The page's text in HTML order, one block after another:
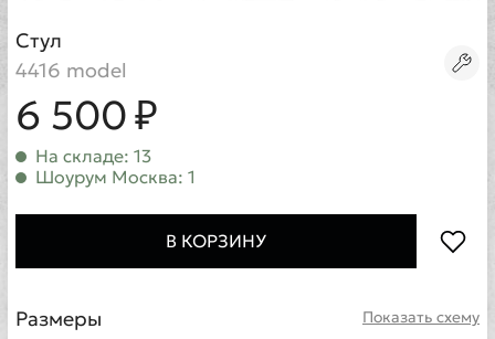
Стул
4416 model
6 500 ₽
На складе: 13
Шоурум Москва: 1
В КОРЗИНУ
Показать схему
Размеры